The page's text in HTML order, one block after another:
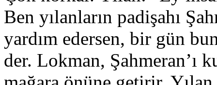
Ben yılanların padişahı
yardım edersen, bir gün
der. Lokman, Şahmeran’ı